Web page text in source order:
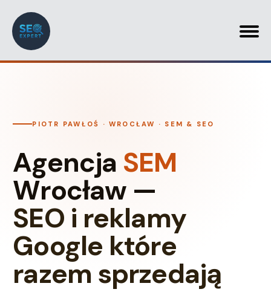
PIOTR PAWŁOŚ · WROCŁAW · SEM & SEO
Agencja SEM
Wrocław —
SEO i reklamy
Google które
razem sprzedają